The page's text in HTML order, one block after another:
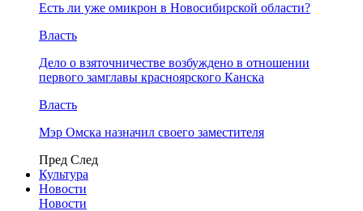
Есть ли уже омикрон в Новосибирской области?
Власть
Дело о взяточничестве возбуждено в отношении
первого замглавы красноярского Канска
Власть
Мэр Омска назначил своего заместителя
Пред След
Культура
Новости
Новости